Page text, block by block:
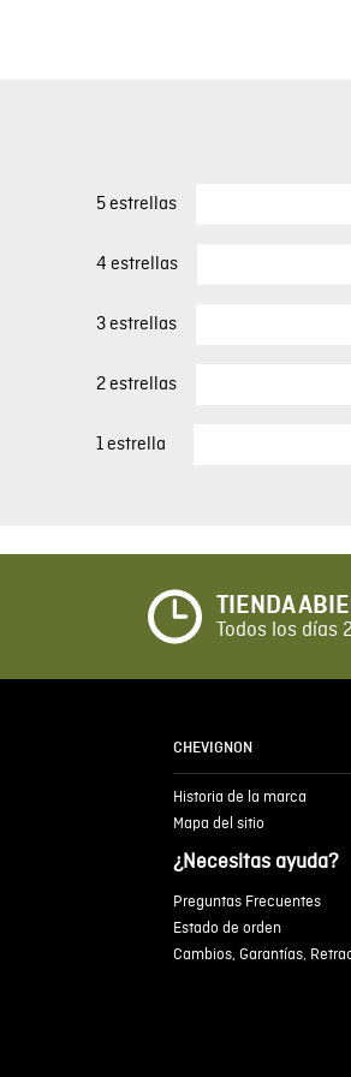
5 estrellas
4 estrellas
3 estrellas
2 estrellas
1 estrella
TIENDA
Todos los días
CHEVIGNON
Historia de la marca
Mapa del sitio
¿Necesitas ayuda?
Preguntas Frecuentes
Estado de orden
Cambios, Garantías,